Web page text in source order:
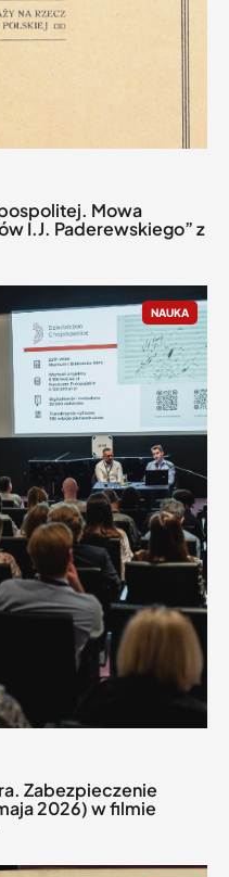
Mowa
I.J. Paderewskiego” z
NAUKA
Zabezpieczenie
2026) w filmie